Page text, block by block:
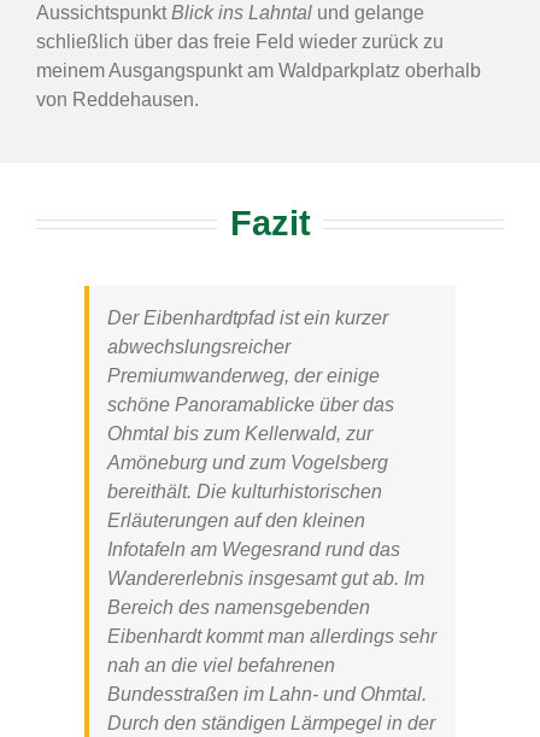
AussichtspunktBlick ins Lahntal und gelange
schließlich über das freie Feld wieder zurück zu
meinem Ausgangspunkt am Waldparkplatz oberhalb
von Reddehausen.
Fazit
Der Eibenhardtpfad ist ein kurzer
abwechslungsreicher
Premiumwanderweg, der einige
schöne Panoramablicke über das
Ohmtal bis zum Kellerwald, zur
Amöneburg und zum Vogelsberg
bereithält. Die kulturhistorischen
Erläuterungen auf den kleinen
Infotafeln am Wegesrand rund das
Wandererlebnis insgesamt gut ab. Im
Bereich des namensgebenden
Eibenhardt kommt man allerdings sehr
nah an die viel befahrenen
Bundesstraßen im Lahn- und Ohmtal.
Durch den ständigen Lärmpegel in der